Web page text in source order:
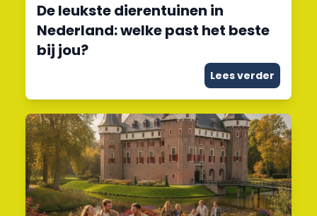
De leukste dierentuinen in
Nederland: welke past het beste
bij jou?
Lees verder